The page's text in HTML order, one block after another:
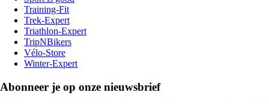
Training-Fit
Trek-Expert
Triathlon-Expert
TripNBikers
Vélo-Store
Winter-Expert
Abonneer je op onze nieuwsbrief